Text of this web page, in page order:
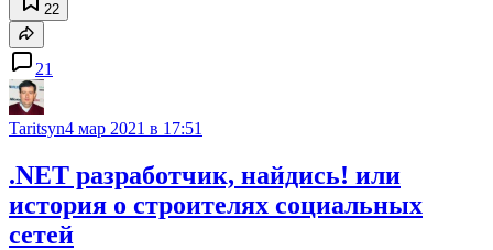
22
21
Taritsyn4 мар 2021 в 17:51
.NET разработчик, найдись! или
история о строителях социальных
сетей